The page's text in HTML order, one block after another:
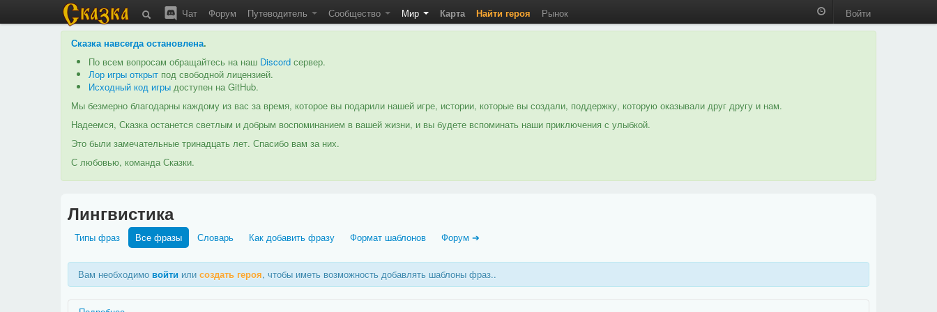
Чат Форум Путеводитель Сообщество Мир Карта Найти героя Рынок Войти
Сказка навсегда остановлена.
По всем вопросам обращайтесь на наш Discord сервер.
Лор игры открыт под свободной лицензией.
Исходный код игры доступен на GitHub.
Мы безмерно благодарны каждому из вас за время, которое вы подарили нашей игре, истории, которые вы создали, поддержку, которую оказывали друг другу и нам.
Надеемся, Сказка останется светлым и добрым воспоминанием в вашей жизни, и вы будете вспоминать наши приключения с улыбкой.
Это были замечательные тринадцать лет. Спасибо вам за них.
С любовью, команда Сказки.
Лингвистика
Типы фраз Все фразы Словарь Как добавить фразу Формат шаблонов Форум ➔
Вам необходимо войти или создать героя, чтобы иметь возможность добавлять шаблоны фраз..